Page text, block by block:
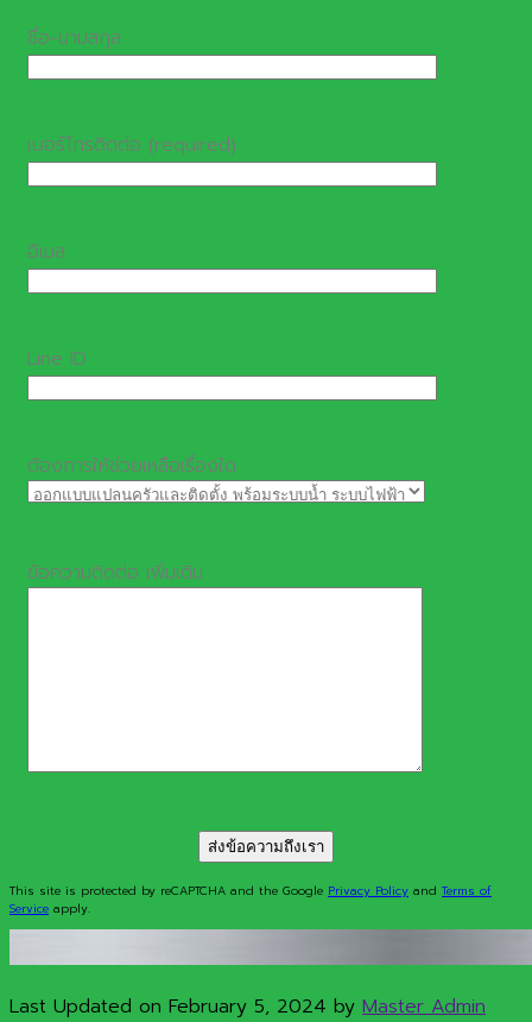
ชื่อ-นามสกุล
เบอร์โทรติดต่อ (required)
อีเมล
Line ID
ต้องการให้ช่วยเหลือเรื่องใด
ข้อความติดต่อ เพิ่มเติม
This site is protected by reCAPTCHA and the Google Privacy Policy and Terms of
Service apply.
Last Updated on February 5, 2024 by Master Admin